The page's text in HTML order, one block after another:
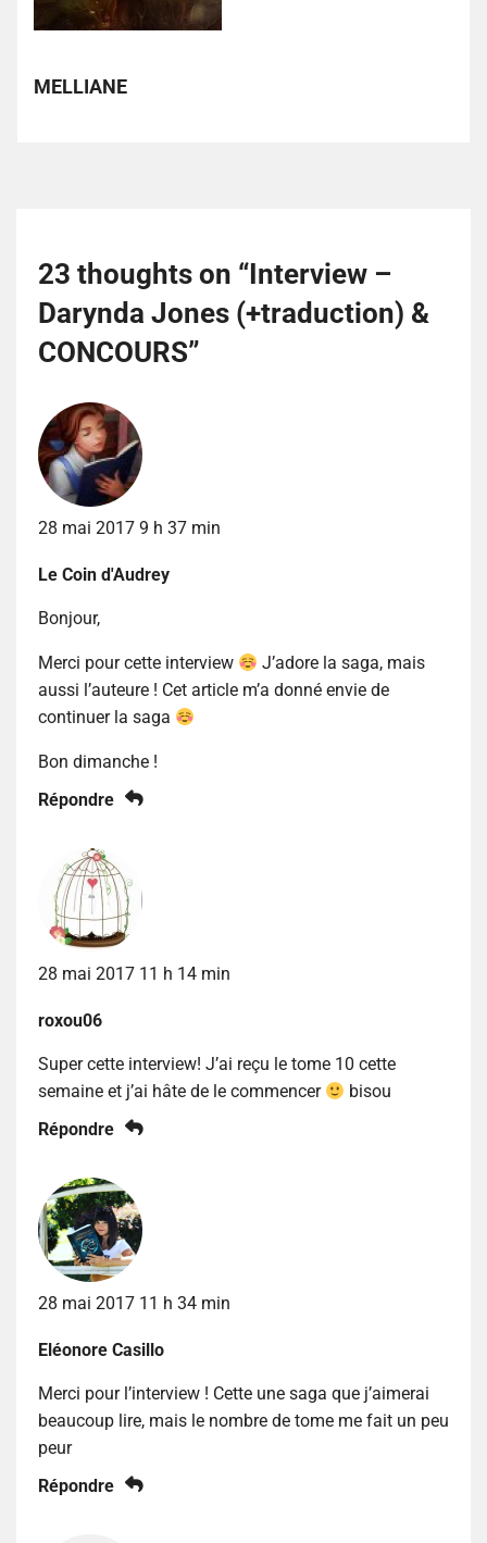
MELLIANE
23 thoughts on “Interview –
Darynda Jones (+traduction) &
CONCOURS”
28 mai 2017 9 h 37 min
Le Coin d'Audrey
Bonjour,
Merci pour cette interview
J’adore la saga, mais
aussi l’auteure ! Cet article m’a donné envie de
continuer la saga
Bon dimanche !
Répondre
28 mai 2017 11 h 14 min
roxou06
Super cette interview! J’ai reçu le tome 10 cette
semaine et j’ai hâte de le commencer
bisou
Répondre
28 mai 2017 11 h 34 min
Eléonore Casillo
Merci pour l’interview ! Cette une saga que j’aimerai
beaucoup lire, mais le nombre de tome me fait un peu
peur
Répondre